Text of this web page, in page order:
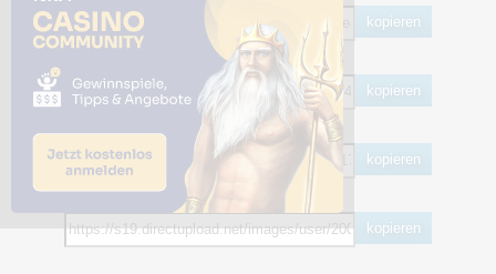
kopieren
HTML
kopieren
BB Code
kopieren
kopieren